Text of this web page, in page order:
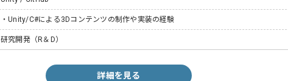
・Unity/C#による3Dコンテンツの制作や実装の経験
研究開発（R＆D）
詳細を見る